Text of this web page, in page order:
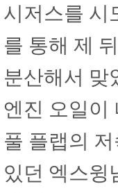
시저스를 시
를 통해 제
분산해서 맞
엔진 오일이
풀 플랩의
있던 엑스윙